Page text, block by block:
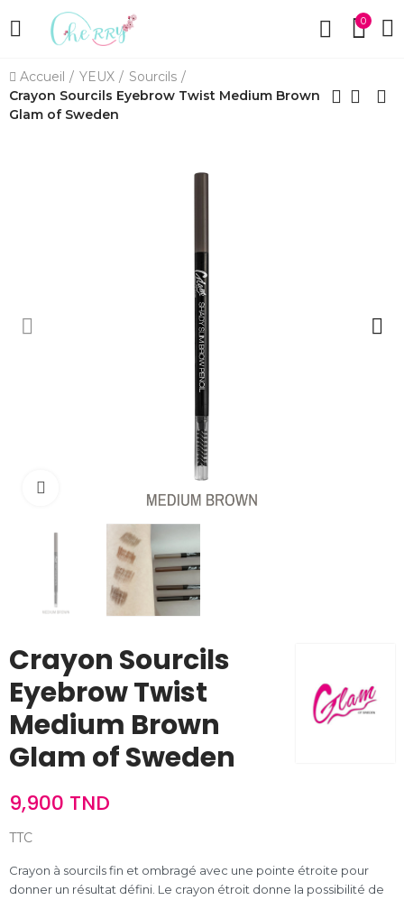
0
Accueil YEUX
Sourcils
Crayon Sourcils Eyebrow Twist Medium Brown
Glam of Sweden
Crayon Sourcils
Eyebrow Twist
Medium Brown
Glam of Sweden
9,900 TND
TTC
Crayon à sourcils fin et ombragé avec une pointe étroite pour
donner un résultat défini. Le crayon étroit donne la possibilité de